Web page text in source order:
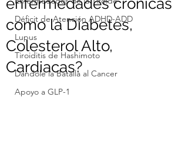
Déficit de Atención ADHD-ADD
Lupus
Tiroiditis de Hashimoto
Dandole la Batalla al Cancer
Apoyo a GLP-1
enfermedades crónicas
como la Diabetes,
Colesterol Alto,
Cardiacas?